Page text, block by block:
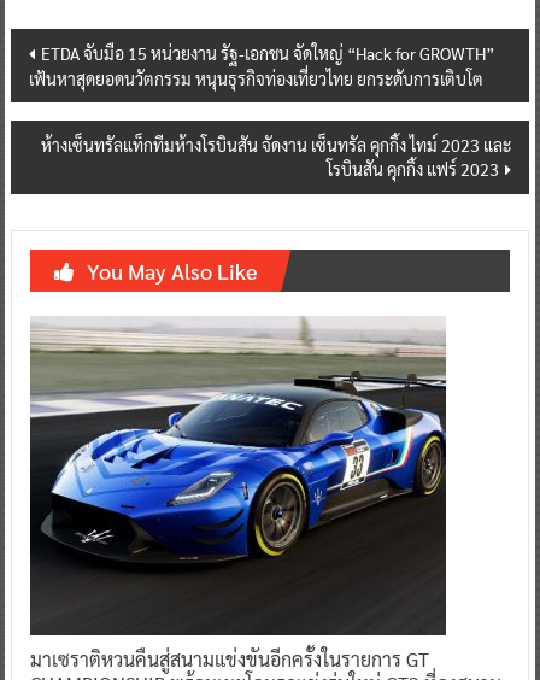
Post
navigation
ETDA จับมือ 15 หน่วยงาน รัฐ-เอกชน จัดใหญ่ “Hack for GROWTH”
เฟ้นหาสุดยอดนวัตกรรม หนุนธุรกิจท่องเที่ยวไทย ยกระดับการเติบโต
ห้างเซ็นทรัลแท็กทีมห้างโรบินสัน จัดงาน เซ็นทรัล คุกกิ้ง ไทม์ 2023 และ
โรบินสัน คุกกิ้ง แฟร์ 2023
You May Also Like
มาเซราติหวนคืนสู่สนามแข่งขันอีกครั้งในรายการ GT